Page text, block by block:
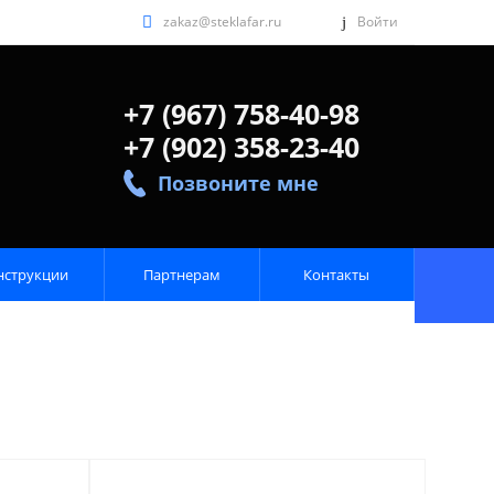
zakaz@steklafar.ru Войти
+7 (967) 758-40-98
+7 (902) 358-23-40
Позвоните мне
Партнерам Контакты